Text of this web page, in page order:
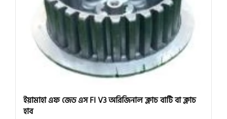
ইয়ামাহা এফ জেড এস FI V3 অরিজিনাল ক্লাচ বাটি বা ক্লাচ
হাব